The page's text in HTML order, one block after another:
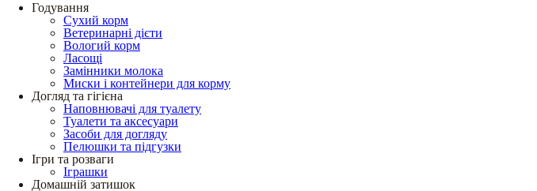
Годування
Сухий корм
Ветеринарні дієти
Вологий корм
Ласощі
Замінники молока
Миски і контейнери для корму
Догляд та гігієна
Наповнювачі для туалету
Туалети та аксесуари
Засоби для догляду
Пелюшки та підгузки
Ігри та розваги
Іграшки
Домашній затишок